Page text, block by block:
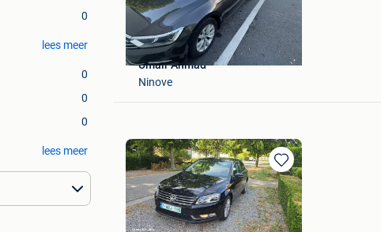
0
lees meer
0
0
0
lees meer
Umair Ahmad
Ninove
Bewaren
in
Mijn
Favorieten